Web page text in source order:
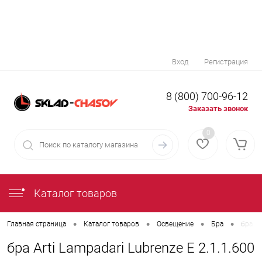
Вход Регистрация
8 (800) 700-96-12
Заказать звонок
0
Каталог товаров
Главная страница • Каталог товаров • Освещение • Бра • бра
бра Arti Lampadari Lubrenze E 2.1.1.600